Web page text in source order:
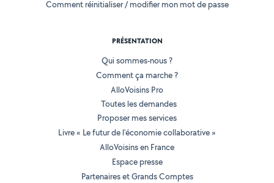
Comment réinitialiser / modifier mon mot de passe
PRÉSENTATION
Qui sommes-nous ?
Comment ça marche ?
AlloVoisins Pro
Toutes les demandes
Proposer mes services
Livre « Le futur de l'économie collaborative »
AlloVoisins en France
Espace presse
Partenaires et Grands Comptes